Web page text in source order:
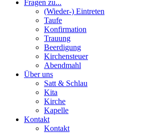
Fragen zu...
(Wieder-) Eintreten
Taufe
Konfirmation
Trauung
Beerdigung
Kirchensteuer
Abendmahl
Über uns
Satt & Schlau
Kita
Kirche
Kapelle
Kontakt
Kontakt